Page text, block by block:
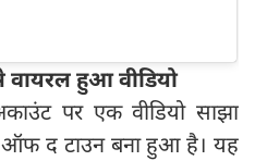
हुआ वीडियो
पर एक वीडियो साझा
द टाउन बना हुआ है। यह